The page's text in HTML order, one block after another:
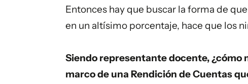
Entonces hay que buscar la forma de
en un altísimo porcentaje, hace que los
Siendo representante docente, ¿cómo
marco de una Rendición de Cuentas